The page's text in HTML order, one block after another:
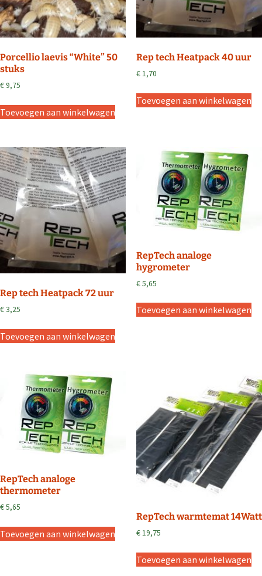
Porcellio laevis “White” 50
stuks
€9,75
Toevoegen aan winkelwagen
Rep tech Heatpack 40 uur
€1,70
Toevoegen aan winkelwagen
Rep tech Heatpack 72 uur
€3,25
Toevoegen aan winkelwagen
RepTech analoge
hygrometer
€5,65
Toevoegen aan winkelwagen
RepTech analoge
thermometer
€5,65
Toevoegen aan winkelwagen
RepTech warmtemat 14Watt
€19,75
Toevoegen aan winkelwagen